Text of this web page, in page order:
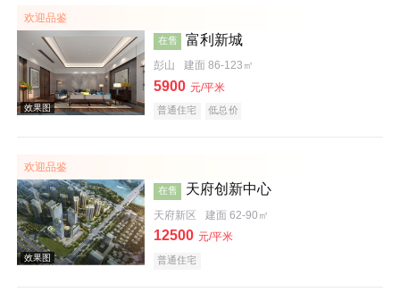
周边配套图
欢迎品鉴
在售 富利新城
彭山 建面 86-123㎡
5900 元/平米
普通住宅 低总价
欢迎品鉴
在售 天府创新中心
天府新区 建面 62-90㎡
12500 元/平米
普通住宅